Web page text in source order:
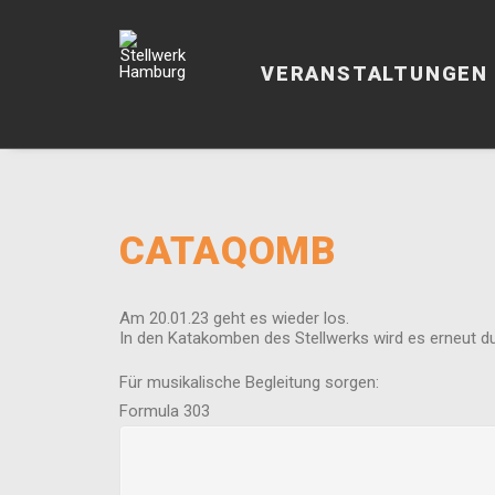
VERANSTALTUNGEN
CATAQOMB
Am 20.01.23 geht es wieder los.
In den Katakomben des Stellwerks wird es erneut
Für musikalische Begleitung sorgen:
Formula 303